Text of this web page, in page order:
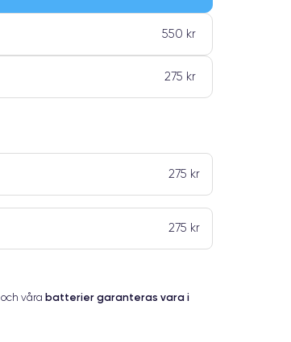
550 kr
275 kr
275 kr
275 kr
och våra batterier garanteras vara i